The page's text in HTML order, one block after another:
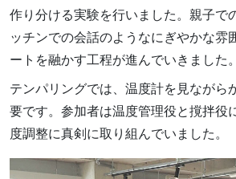
作り分ける実験を行いました。親子で
ッチンでの会話のようなにぎやかな雰
ートを融かす工程が進んでいきました。
テンパリングでは、温度計を見ながら
要です。参加者は温度管理役と撹拌役
度調整に真剣に取り組んでいました。